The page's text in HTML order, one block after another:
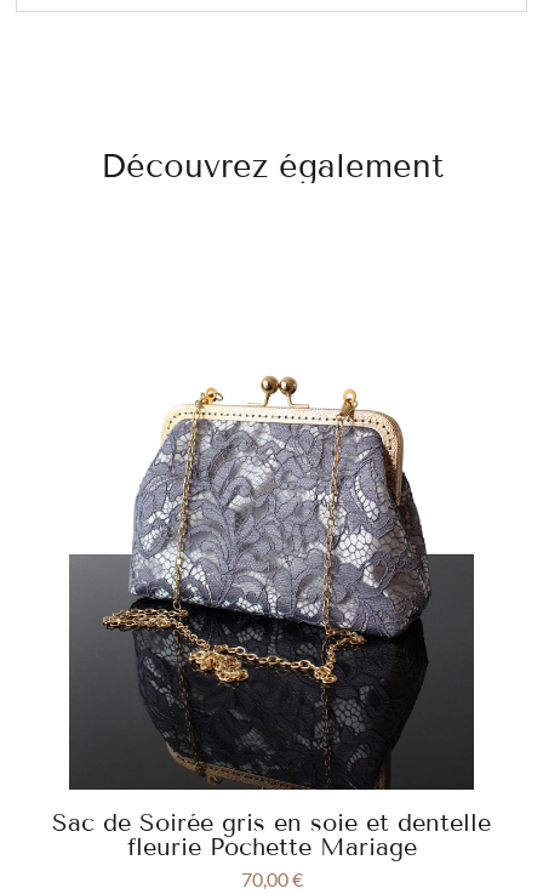
Découvrez également
Sac de Soirée gris en soie et dentelle
fleurie Pochette Mariage
70,00€